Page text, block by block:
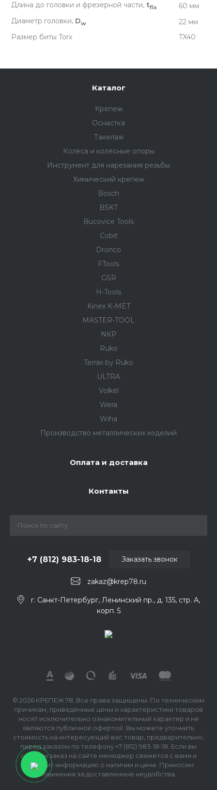
Длина до головки и фрезерной части, tfix
60 мм
Диаметр головки, Dw
22 мм
Размер биты Torx
TX40
Каталог
Крепеж
Оснастка
Такелаж
Колёса и колëсные опоры
Инструмент для нарезания резьбы
Химический крепеж
Bosch
BSKT
Bucovice Tools
Cobit
Dronco
FTools
GSR
H-Tools
Kinex K-MET
MASTER-TOOL
NKP
Ruko
Terrax by Ruko
ULTRA
Volkel
Wera
Wiha
Производство металлических изделий
Оплата и доставка
Контакты
zakaz@krep78.ru
+7 (812) 983-18-18
г. Санкт-Петербург, Ленинский пр., д. 135, стр. А,
корп. 5
Заказать звонок
© 2026 КРЕПЕЖ 78, Все права защищены. По техническим
причинам, приведённые цены и характеристики товаров
носят исключительно ознакомительный характер и не
являются публичной офертой. Вы можете уточнить
стоимость на интересующий вас товар, предварительно,
перед заказом по телефону +7 (812) 983-18-18. Если вы
сделали заказ на сайте менеджер свяжется с вами и
сообщит информацию о наличии и цене. Приносим
извинения за доставленные неудобства.